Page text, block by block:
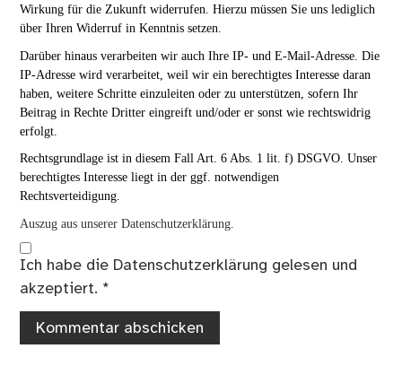
Wirkung für die Zukunft widerrufen. Hierzu müssen Sie uns lediglich
über Ihren Widerruf in Kenntnis setzen.
Darüber hinaus verarbeiten wir auch Ihre IP- und E-Mail-Adresse. Die
IP-Adresse wird verarbeitet, weil wir ein berechtigtes Interesse daran
haben, weitere Schritte einzuleiten oder zu unterstützen, sofern Ihr
Beitrag in Rechte Dritter eingreift und/oder er sonst wie rechtswidrig
erfolgt.
Rechtsgrundlage ist in diesem Fall Art. 6 Abs. 1 lit. f) DSGVO. Unser
berechtigtes Interesse liegt in der ggf. notwendigen
Rechtsverteidigung.
Auszug aus unserer Datenschutzerklärung.
Ich habe die Datenschutzerklärung gelesen und
akzeptiert. *